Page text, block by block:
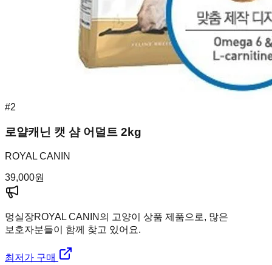
#2
로얄캐닌 캣 샴 어덜트 2kg
ROYAL CANIN
39,000원
멍실장ROYAL CANIN의 고양이 상품 제품으로, 많은
보호자분들이 함께 찾고 있어요.
최저가 구매